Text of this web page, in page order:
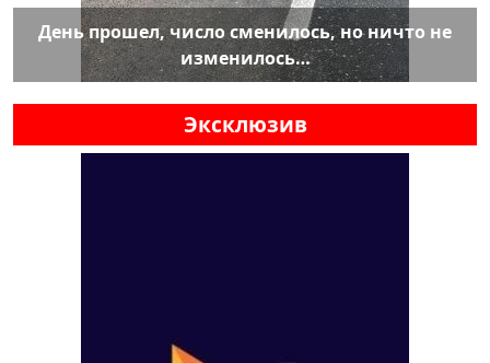
День прошел, число сменилось, но ничто не
изменилось…
Эксклюзив